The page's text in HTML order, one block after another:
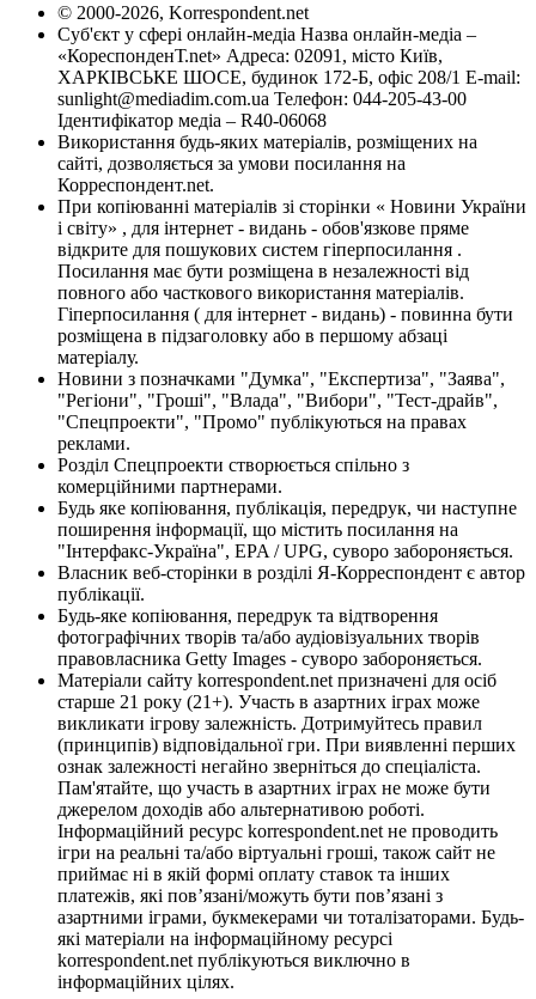
© 2000-2026, Korrespondent.net
Суб'єкт у сфері онлайн-медіа Назва онлайн-медіа –
«КореспонденТ.net» Адреса: 02091, місто Київ,
ХАРКІВСЬКЕ ШОСЕ, будинок 172-Б, офіс 208/1 E-mail:
sunlight@mediadim.com.ua Телефон: 044-205-43-00
Ідентифікатор медіа – R40-06068
Використання будь-яких матеріалів, розміщених на
сайті, дозволяється за умови посилання на
Корреспондент.net.
При копіюванні матеріалів зі сторінки « Новини України
і світу» , для інтернет - видань - обов'язкове пряме
відкрите для пошукових систем гіперпосилання .
Посилання має бути розміщена в незалежності від
повного або часткового використання матеріалів.
Гіперпосилання ( для інтернет - видань) - повинна бути
розміщена в підзаголовку або в першому абзаці
матеріалу.
Новини з позначками "Думка", "Експертиза", "Заява",
"Регіони", "Гроші", "Влада", "Вибори", "Тест-драйв",
"Спецпроекти", "Промо" публікуються на правах
реклами.
Розділ Спецпроекти створюється спільно з
комерційними партнерами.
Будь яке копіювання, публікація, передрук, чи наступне
поширення інформації, що містить посилання на
"Інтерфакс-Україна", EPA / UPG, суворо забороняється.
Власник веб-сторінки в розділі Я-Корреспондент є автор
публікації.
Будь-яке копіювання, передрук та відтворення
фотографічних творів та/або аудіовізуальних творів
правовласника Getty Images - суворо забороняється.
Матеріали сайту korrespondent.net призначені для осіб
старше 21 року (21+). Участь в азартних іграх може
викликати ігрову залежність. Дотримуйтесь правил
(принципів) відповідальної гри. При виявленні перших
ознак залежності негайно зверніться до спеціаліста.
Пам'ятайте, що участь в азартних іграх не може бути
джерелом доходів або альтернативою роботі.
Інформаційний ресурс korrespondent.net не проводить
ігри на реальні та/або віртуальні гроші, також сайт не
приймає ні в якій формі оплату ставок та інших
платежів, які пов’язані/можуть бути пов’язані з
азартними іграми, букмекерами чи тоталізаторами. Будь-
які матеріали на інформаційному ресурсі
korrespondent.net публікуються виключно в
інформаційних цілях.